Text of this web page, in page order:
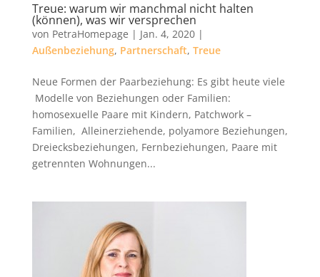
Treue: warum wir manchmal nicht halten
(können), was wir versprechen
von PetraHomepage | Jan. 4, 2020|
Außenbeziehung, Partnerschaft, Treue
Neue Formen der Paarbeziehung: Es gibt heute viele
Modelle von Beziehungen oder Familien:
homosexuelle Paare mit Kindern, Patchwork –
Familien, Alleinerziehende, polyamore Beziehungen,
Dreiecksbeziehungen, Fernbeziehungen, Paare mit
getrennten Wohnungen...